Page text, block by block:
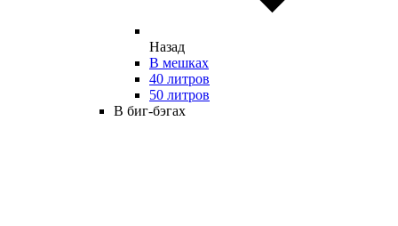
Назад
В мешках
40 литров
50 литров
В биг-бэгах